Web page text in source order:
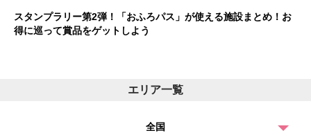
スタンプラリー第2弾！「おふろパス」が使える施設まとめ！お
得に巡って賞品をゲットしよう
エリア一覧
全国